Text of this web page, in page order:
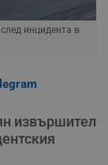
инцидента в
извършител